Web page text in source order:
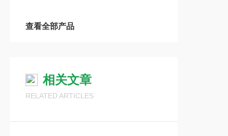
查看全部产品
相关文章
RELATED ARTICLES